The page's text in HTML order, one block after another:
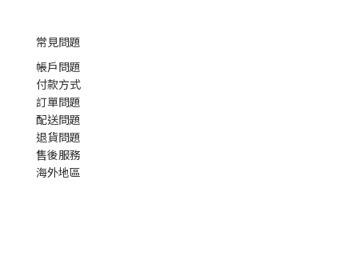
常見問題
帳戶問題
付款方式
訂單問題
配送問題
退貨問題
售後服務
海外地區